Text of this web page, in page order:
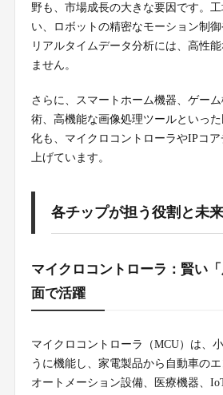
野も、市場成長の大きな要因です。
い、ロボットの精密なモーション制御
リアルタイムデータ分析には、高性
ません。
さらに、スマートホーム機器、ゲー
術、高機能な画像処理ツールといっ
化も、マイクロコントローラやIPコ
上げています。
各チップが担う役割と未
マイクロコントローラ：賢い
面で活躍
マイクロコントローラ（MCU）は、
うに機能し、家電製品から自動車の
オートメーション設備、医療機器、